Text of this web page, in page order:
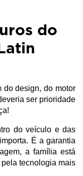
do
do design, do motor
ser prioridade
do veículo e das
É a garantia
a família está
tecnologia mais